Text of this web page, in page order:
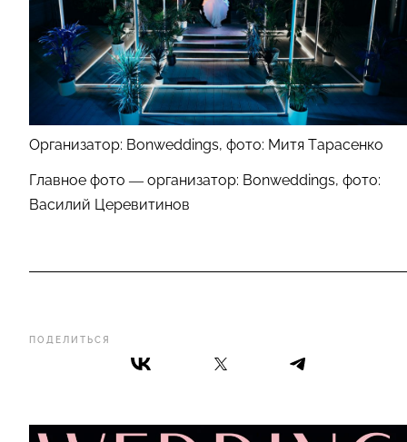
ПОДЕЛИТЬСЯ
Организатор: Bonweddings, фото: Митя Тарасенко
Главное фото — организатор: Bonweddings, фото:
Василий Церевитинов